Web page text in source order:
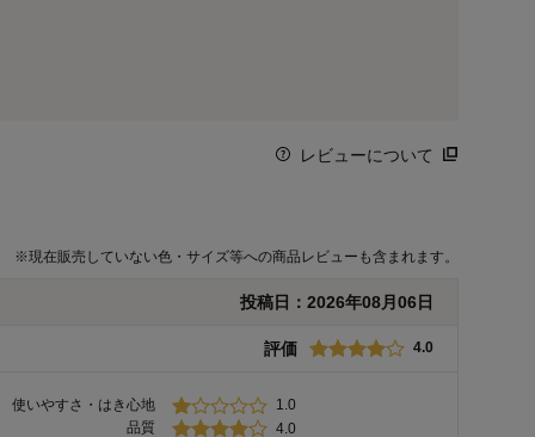
レビューについて
※現在販売していない色・サイズ等への商品レビューも含まれます。
投稿日： 2026年08月06日
評価 4.0
使いやすさ・はき心地
1.0
品質
4.0